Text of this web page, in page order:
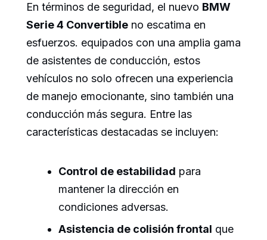
En términos de seguridad, el nuevo BMW
Serie 4 Convertible no escatima en
esfuerzos. equipados con una amplia gama
de asistentes de conducción, estos
vehículos no solo ofrecen una experiencia
de manejo emocionante, sino también una
conducción más segura. Entre las
características destacadas se incluyen:
Control de estabilidad para
mantener la dirección en
condiciones adversas.
Asistencia de colisión frontal que